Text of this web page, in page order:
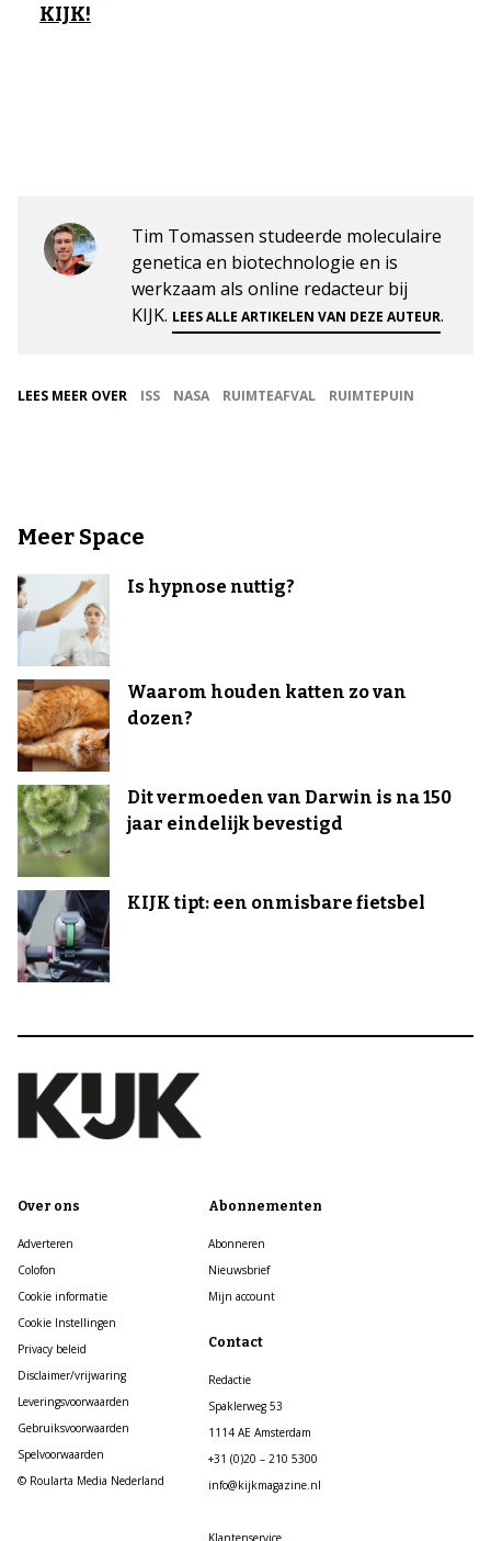
KIJK!
Tim Tomassen studeerde moleculaire
genetica en biotechnologie en is
werkzaam als online redacteur bij
KIJK. LEES ALLE ARTIKELEN VAN DEZE AUTEUR.
LEES MEER OVER ISS NASA RUIMTEAFVAL RUIMTEPUIN
Meer Space
Is hypnose nuttig?
Waarom houden katten zo van
dozen?
Dit vermoeden van Darwin is na 150
jaar eindelijk bevestigd
KIJK tipt: een onmisbare fietsbel
Over ons
Adverteren
Colofon
Cookie informatie
Cookie Instellingen
Privacy beleid
Disclaimer/vrijwaring
Leveringsvoorwaarden
Gebruiksvoorwaarden
Spelvoorwaarden
© Roularta Media Nederland
Abonnementen
Abonneren
Nieuwsbrief
Mijn account
Contact
Redactie
Spaklerweg 53
1114 AE Amsterdam
+31 (0)20 – 210 5300
info@kijkmagazine.nl
Klantenservice